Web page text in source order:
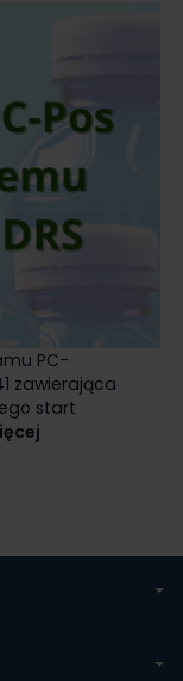
PC-
zawierająca
start